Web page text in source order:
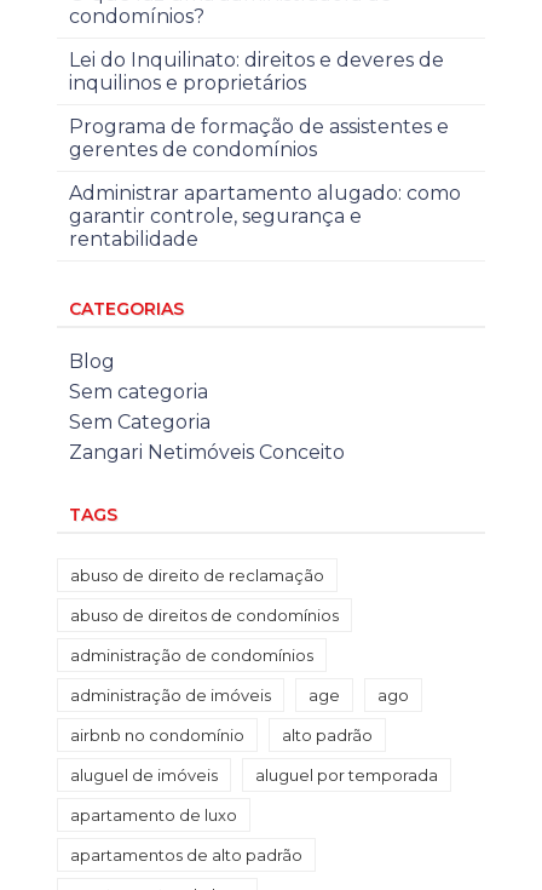
condomínios?
Lei do Inquilinato: direitos e deveres de
inquilinos e proprietários
Programa de formação de assistentes e
gerentes de condomínios
Administrar apartamento alugado: como
garantir controle, segurança e
rentabilidade
CATEGORIAS
Blog
Sem categoria
Sem Categoria
Zangari Netimóveis Conceito
TAGS
abuso de direito de reclamação
abuso de direitos de condomínios
administração de condomínios
administração de imóveis age ago
airbnb no condomínio alto padrão
aluguel de imóveis aluguel por temporada
apartamento de luxo
apartamentos de alto padrão